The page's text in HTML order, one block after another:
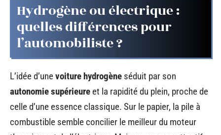
Hydrogène ou électrique :
quelles différences pour
l’automobiliste ?
L’idée d’unevoiture hydrogène séduit par son
autonomie supérieure et la rapidité du plein, proche de
celle d’une essence classique. Sur le papier, la pile à
combustible semble concilier le meilleur du moteur